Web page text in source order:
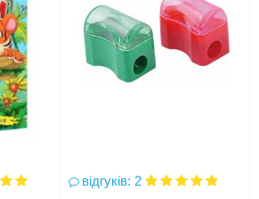
відгуків: 2